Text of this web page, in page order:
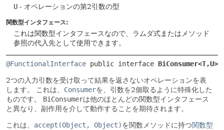
U - オペレーションの第2引数の型
関数型インタフェース:
これは関数型インタフェースなので、ラムダ式またはメソッド
参照の代入先として使用できます。
@FunctionalInterface public interface BiConsumer<T,U>
2つの入力引数を受け取って結果を返さないオペレーションを表
します。
これは、 Consumerを、引数を2個取るように特殊化した
ものです。
BiConsumerは他のほとんどの関数型インタフェース
と異なり、副作用を介して動作することを期待されます。
これは、 accept(Object, Object)を関数メソッドに持つ関数型